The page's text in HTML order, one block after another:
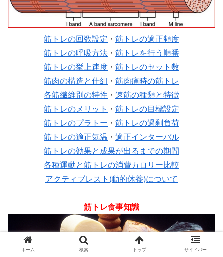
筋トレの回数設定 ・ 筋トレの適正頻度
筋トレの呼吸方法 ・ 筋トレを行う順番
筋トレの挙上速度 ・ 筋トレのセット数
筋肉の構造と仕組 ・ 筋肉痛時の筋トレ
各筋繊維別の特性 ・ 速筋の種類と特徴
筋トレのメリット
・ 筋トレの目標設定
筋トレのプラトー ・ 筋トレの過剰負荷
筋トレの適正気温 ・ 適正インターバル
筋トレの効果と成果が出るまでの期間
各種運動と筋トレの消費カロリー比較
アクティブレスト(動的休養)について
筋トレ食事知識
ホーム 検索 トップ サイドバー